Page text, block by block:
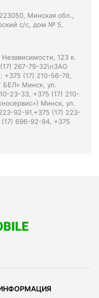
Минская обл.,
с/с, дом № 5,
123 к.
267-79-32\nЗАО
(17) 210-56-78,
Минск, ул.
23-33, +375 (17) 210-
Минск, ул.
92-91,+375 (17) 223-
696-92-94, +375